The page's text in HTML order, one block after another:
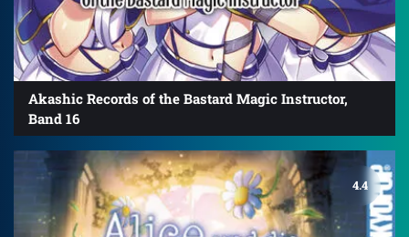
Akashic Records of the Bastard Magic Instructor,
Band 16
4.4